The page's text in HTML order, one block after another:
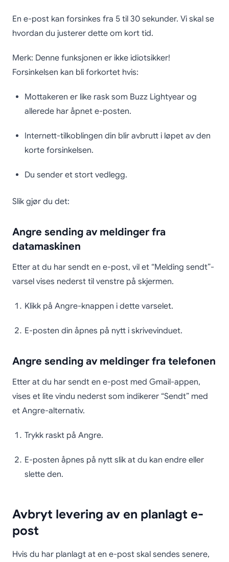
En e-post kan forsinkes fra 5 til 30 sekunder. Vi skal se
hvordan du justerer dette om kort tid.
Merk: Denne funksjonen er ikke idiotsikker!
Forsinkelsen kan bli forkortet hvis:
Mottakeren er like rask som Buzz Lightyear og
allerede har åpnet e-posten.
Internett-tilkoblingen din blir avbrutt i løpet av den
korte forsinkelsen.
Du sender et stort vedlegg.
Slik gjør du det:
Angre sending av meldinger fra
datamaskinen
Etter at du har sendt en e-post, vil et “Melding sendt”-
varsel vises nederst til venstre på skjermen.
Klikk på Angre-knappen i dette varselet.
E-posten din åpnes på nytt i skrivevinduet.
Angre sending av meldinger fra telefonen
Etter at du har sendt en e-post med Gmail-appen,
vises et lite vindu nederst som indikerer “Sendt” med
et Angre-alternativ.
Trykk raskt på Angre.
E-posten åpnes på nytt slik at du kan endre eller
slette den.
Avbryt levering av en planlagt e-
post
Hvis du har planlagt at en e-post skal sendes senere,